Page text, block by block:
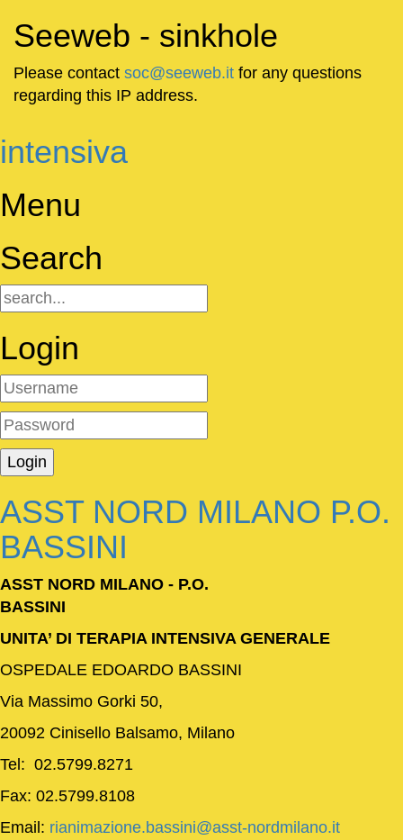
Seeweb - sinkhole
Please contact soc@seeweb.it for any questions
regarding this IP address.
intensiva
Menu
Search
Login
ASST NORD MILANO P.O.
BASSINI
ASST NORD MILANO - P.O.
BASSINI
UNITA’ DI TERAPIA INTENSIVA GENERALE
OSPEDALE EDOARDO BASSINI
Via Massimo Gorki 50,
20092 Cinisello Balsamo, Milano
Tel: 02.5799.8271
Fax: 02.5799.8108
Email: rianimazione.bassini@asst-nordmilano.it